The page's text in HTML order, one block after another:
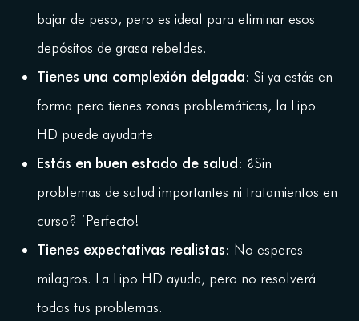
bajar de peso, pero es ideal para eliminar esos
depósitos de grasa rebeldes.
Tienes una complexión delgada: Si ya estás en
forma pero tienes zonas problemáticas, la Lipo
HD puede ayudarte.
Estás en buen estado de salud: ¿Sin
problemas de salud importantes ni tratamientos en
curso? ¡Perfecto!
Tienes expectativas realistas: No esperes
milagros. La Lipo HD ayuda, pero no resolverá
todos tus problemas.